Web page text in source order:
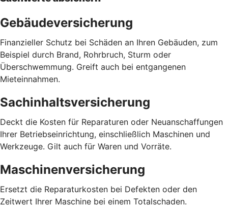
Gebäudeversicherung
Finanzieller Schutz bei Schäden an Ihren Gebäuden, zum
Beispiel durch Brand, Rohrbruch, Sturm oder
Überschwemmung. Greift auch bei entgangenen
Mieteinnahmen.
Sachinhaltsversicherung
Deckt die Kosten für Reparaturen oder Neuanschaffungen
Ihrer Betriebseinrichtung, einschließlich Maschinen und
Werkzeuge. Gilt auch für Waren und Vorräte.
Maschinenversicherung
Ersetzt die Reparaturkosten bei Defekten oder den
Zeitwert Ihrer Maschine bei einem Totalschaden.